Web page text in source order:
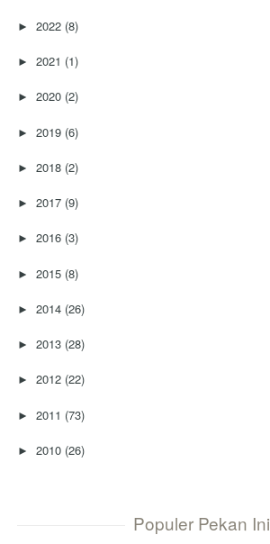
►2022 (8)
►2021 (1)
►2020 (2)
►2019 (6)
►2018 (2)
►2017 (9)
►2016 (3)
►2015 (8)
►2014 (26)
►2013 (28)
►2012 (22)
►2011 (73)
►2010 (26)
Populer Pekan Ini